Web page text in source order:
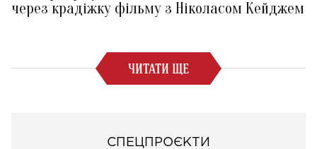
через крадіжку фільму з Ніколасом Кейджем
ЧИТАТИ ЩЕ
СПЕЦПРОЄКТИ